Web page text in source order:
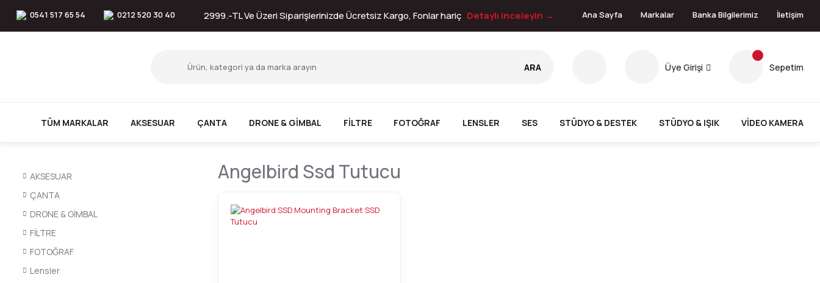
0541 517 65 54 0212 520 30 40 2999.-TL Ve Üzeri Siparişlerinizde Ücretsiz Kargo, Fonlar hariç Detaylı inceleyin → Ana Sayfa Markalar Banka Bilgilerimiz İletişim
ARA Üye Girişi Sepetim
TÜM MARKALAR AKSESUAR ÇANTA DRONE & GİMBAL FİLTRE FOTOĞRAF LENSLER SES STÜDYO & DESTEK STÜDYO & IŞIK VİDEO KAMERA
AKSESUAR
ÇANTA
DRONE & GİMBAL
FİLTRE
FOTOĞRAF
Lensler
Angelbird Ssd Tutucu